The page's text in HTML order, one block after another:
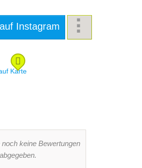
Instagram
keine Bewertungen
abgegeben.